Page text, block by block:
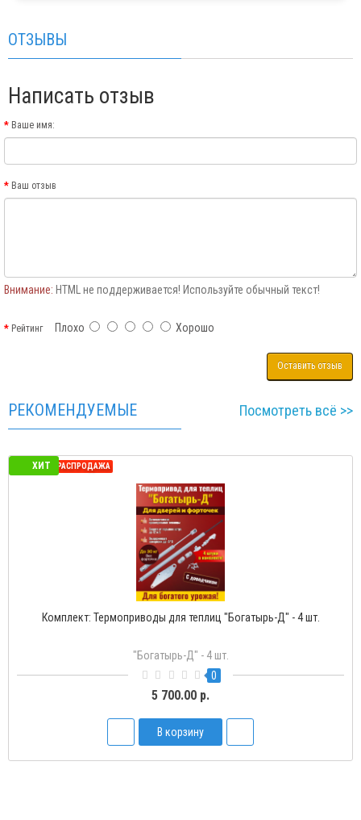
ОТЗЫВЫ
Написать отзыв
Ваше имя:
Ваш отзыв
Внимание: HTML не поддерживается! Используйте обычный текст!
РейтингПлохо Хорошо
Оставить отзыв
РЕКОМЕНДУЕМЫЕ Посмотреть всё >>
ХИТ
СЕЗОННАЯ РАСПРОДАЖА
Комплект: Термоприводы для теплиц "Богатырь-Д" - 4 шт.
"Богатырь-Д" - 4 шт.
0
5 700.00 р.
В корзину